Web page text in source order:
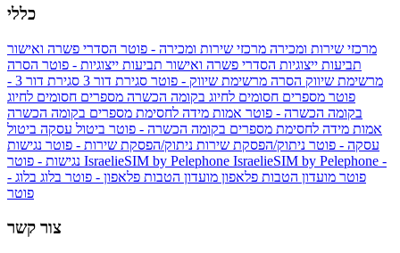
כללי
מרכזי שירות ומכירה מרכזי שירות ומכירה - פוטר הסדרי פשרה ואישור
תביעות ייצוגיות הסדרי פשרה ואישור תביעות ייצוגיות - פוטר הסרה
מרשימת שיווק הסרה מרשימת שיווק - פוטר סגירת דור 3
סגירת דור 3 -
פוטר מספרים חסומים לחיוג בקומה הכשרה מספרים חסומים לחיוג
בקומה הכשרה - פוטר אמות מידה לחסימת מספרים בקומה הכשרה
אמות מידה לחסימת מספרים בקומה הכשרה - פוטר ביטול עסקה ביטול
עסקה - פוטר ניתוק/הפסקת שירות ניתוק/הפסקת שירות - פוטר נגישות
IsraelieSIM by Pelephone IsraelieSIM by Pelephone -
פוטר מועדון הטבות פלאפון מועדון הטבות פלאפון - פוטר בלוג בלוג -
פוטר
צור קשר